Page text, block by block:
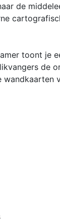
de
toont je
de
wandkaarten